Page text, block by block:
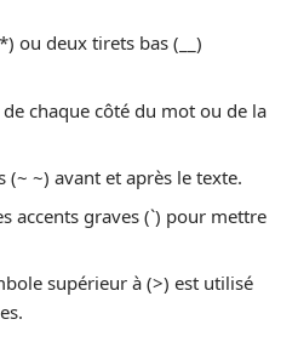
ou deux tirets bas (__)
de chaque côté du mot ou de la
(~ ~) avant et après le texte.
accents graves (`) pour mettre
supérieur à (>) est utilisé